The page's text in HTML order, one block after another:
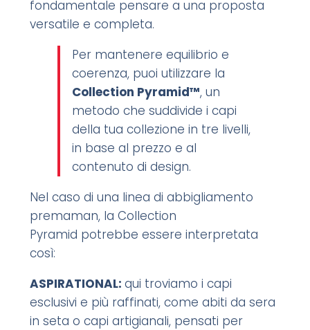
fondamentale pensare a una proposta
versatile e completa.
Per mantenere equilibrio e
coerenza, puoi utilizzare la
Collection Pyramid™, un
metodo che suddivide i capi
della tua collezione in tre livelli,
in base al prezzo e al
contenuto di design.
Nel caso di una linea di abbigliamento
premaman, la Collection
Pyramid potrebbe essere interpretata
così:
ASPIRATIONAL: qui troviamo i capi
esclusivi e più raffinati, come abiti da sera
in seta o capi artigianali, pensati per